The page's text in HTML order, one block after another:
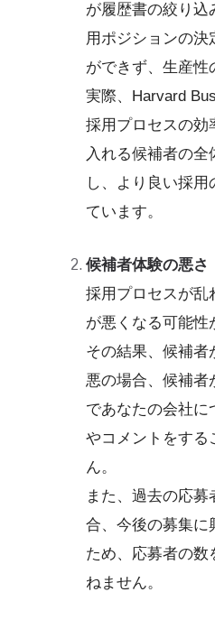
が履歴書の絞り込
用ポジションの決
ができず、生産性
実際、Harvard
採用プロセスの効
入れる候補者の全
し、より良い採
ています。
候補者体験の悪さ
採用プロセスが乱
が悪くなる可能性
その結果、候補者
悪の場合、候補者
であなたの会社に
やコメントをする
ん。
また、過去の応
合、今後の募集に
ため、応募者の数
ねません。